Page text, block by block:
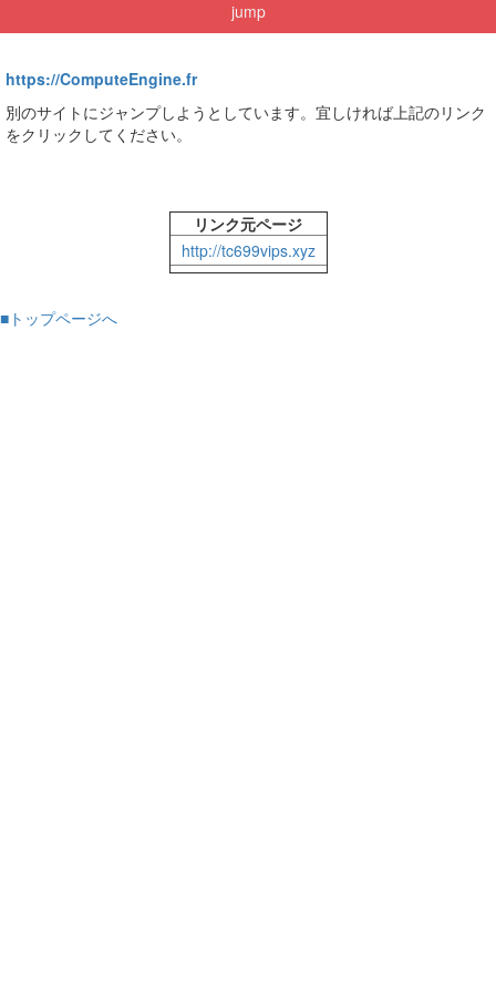
jump
https://ComputeEngine.fr
別のサイトにジャンプしようとしています。宜しければ上記のリンク
をクリックしてください。
リンク元ページ
http://tc699vips.xyz
■トップページへ